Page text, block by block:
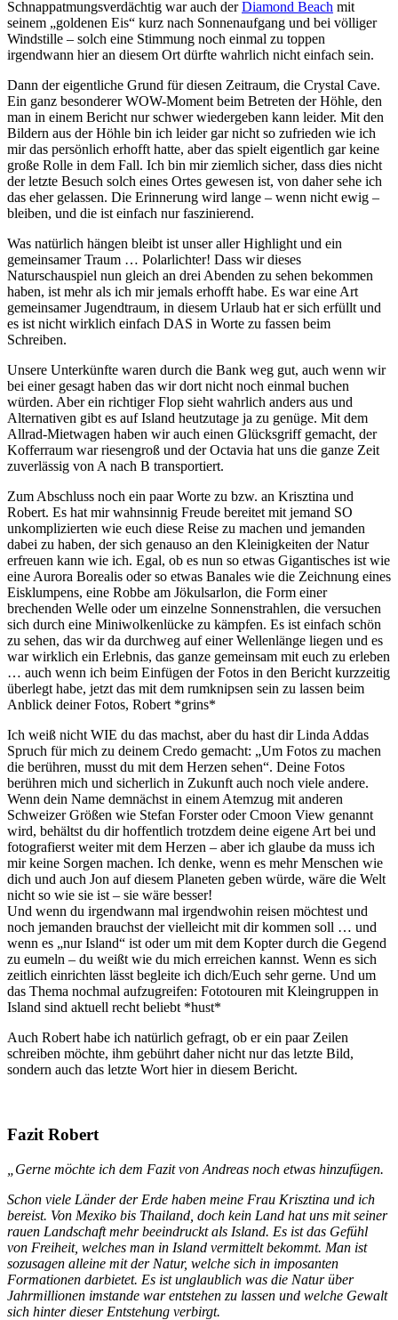
Schnappatmungsverdächtig war auch derDiamond Beach mit
seinem „goldenen Eis“ kurz nach Sonnenaufgang und bei völliger
Windstille – solch eine Stimmung noch einmal zu toppen
irgendwann hier an diesem Ort dürfte wahrlich nicht einfach sein.
Dann der eigentliche Grund für diesen Zeitraum, die Crystal Cave.
Ein ganz besonderer WOW-Moment beim Betreten der Höhle, den
man in einem Bericht nur schwer wiedergeben kann leider. Mit den
Bildern aus der Höhle bin ich leider gar nicht so zufrieden wie ich
mir das persönlich erhofft hatte, aber das spielt eigentlich gar keine
große Rolle in dem Fall. Ich bin mir ziemlich sicher, dass dies nicht
der letzte Besuch solch eines Ortes gewesen ist, von daher sehe ich
das eher gelassen. Die Erinnerung wird lange – wenn nicht ewig –
bleiben, und die ist einfach nur faszinierend.
Was natürlich hängen bleibt ist unser aller Highlight und ein
gemeinsamer Traum … Polarlichter! Dass wir dieses
Naturschauspiel nun gleich an drei Abenden zu sehen bekommen
haben, ist mehr als ich mir jemals erhofft habe. Es war eine Art
gemeinsamer Jugendtraum, in diesem Urlaub hat er sich erfüllt und
es ist nicht wirklich einfach DAS in Worte zu fassen beim
Schreiben.
Unsere Unterkünfte waren durch die Bank weg gut, auch wenn wir
bei einer gesagt haben das wir dort nicht noch einmal buchen
würden. Aber ein richtiger Flop sieht wahrlich anders aus und
Alternativen gibt es auf Island heutzutage ja zu genüge. Mit dem
Allrad-Mietwagen haben wir auch einen Glücksgriff gemacht, der
Kofferraum war riesengroß und der Octavia hat uns die ganze Zeit
zuverlässig von A nach B transportiert.
Zum Abschluss noch ein paar Worte zu bzw. an Krisztina und
Robert. Es hat mir wahnsinnig Freude bereitet mit jemand SO
unkomplizierten wie euch diese Reise zu machen und jemanden
dabei zu haben, der sich genauso an den Kleinigkeiten der Natur
erfreuen kann wie ich. Egal, ob es nun so etwas Gigantisches ist wie
eine Aurora Borealis oder so etwas Banales wie die Zeichnung eines
Eisklumpens, eine Robbe am Jökulsarlon, die Form einer
brechenden Welle oder um einzelne Sonnenstrahlen, die versuchen
sich durch eine Miniwolkenlücke zu kämpfen. Es ist einfach schön
zu sehen, das wir da durchweg auf einer Wellenlänge liegen und es
war wirklich ein Erlebnis, das ganze gemeinsam mit euch zu erleben
… auch wenn ich beim Einfügen der Fotos in den Bericht kurzzeitig
überlegt habe, jetzt das mit dem rumknipsen sein zu lassen beim
Anblick deiner Fotos, Robert *grins*
Ich weiß nicht WIE du das machst, aber du hast dir Linda Addas
Spruch für mich zu deinem Credo gemacht: „Um Fotos zu machen
die berühren, musst du mit dem Herzen sehen“. Deine Fotos
berühren mich und sicherlich in Zukunft auch noch viele andere.
Wenn dein Name demnächst in einem Atemzug mit anderen
Schweizer Größen wie Stefan Forster oder Cmoon View genannt
wird, behältst du dir hoffentlich trotzdem deine eigene Art bei und
fotografierst weiter mit dem Herzen – aber ich glaube da muss ich
mir keine Sorgen machen. Ich denke, wenn es mehr Menschen wie
dich und auch Jon auf diesem Planeten geben würde, wäre die Welt
nicht so wie sie ist – sie wäre besser!
Und wenn du irgendwann mal irgendwohin reisen möchtest und
noch jemanden brauchst der vielleicht mit dir kommen soll … und
wenn es „nur Island“ ist oder um mit dem Kopter durch die Gegend
zu eumeln – du weißt wie du mich erreichen kannst. Wenn es sich
zeitlich einrichten lässt begleite ich dich/Euch sehr gerne. Und um
das Thema nochmal aufzugreifen: Fototouren mit Kleingruppen in
Island sind aktuell recht beliebt *hust*
Auch Robert habe ich natürlich gefragt, ob er ein paar Zeilen
schreiben möchte, ihm gebührt daher nicht nur das letzte Bild,
sondern auch das letzte Wort hier in diesem Bericht.
Fazit Robert
„Gerne möchte ich dem Fazit von Andreas noch etwas hinzufügen.
Schon viele Länder der Erde haben meine Frau Krisztina und ich
bereist. Von Mexiko bis Thailand, doch kein Land hat uns mit seiner
rauen Landschaft mehr beeindruckt als Island. Es ist das Gefühl
von Freiheit, welches man in Island vermittelt bekommt. Man ist
sozusagen alleine mit der Natur, welche sich in imposanten
Formationen darbietet. Es ist unglaublich was die Natur über
Jahrmillionen imstande war entstehen zu lassen und welche Gewalt
sich hinter dieser Entstehung verbirgt.